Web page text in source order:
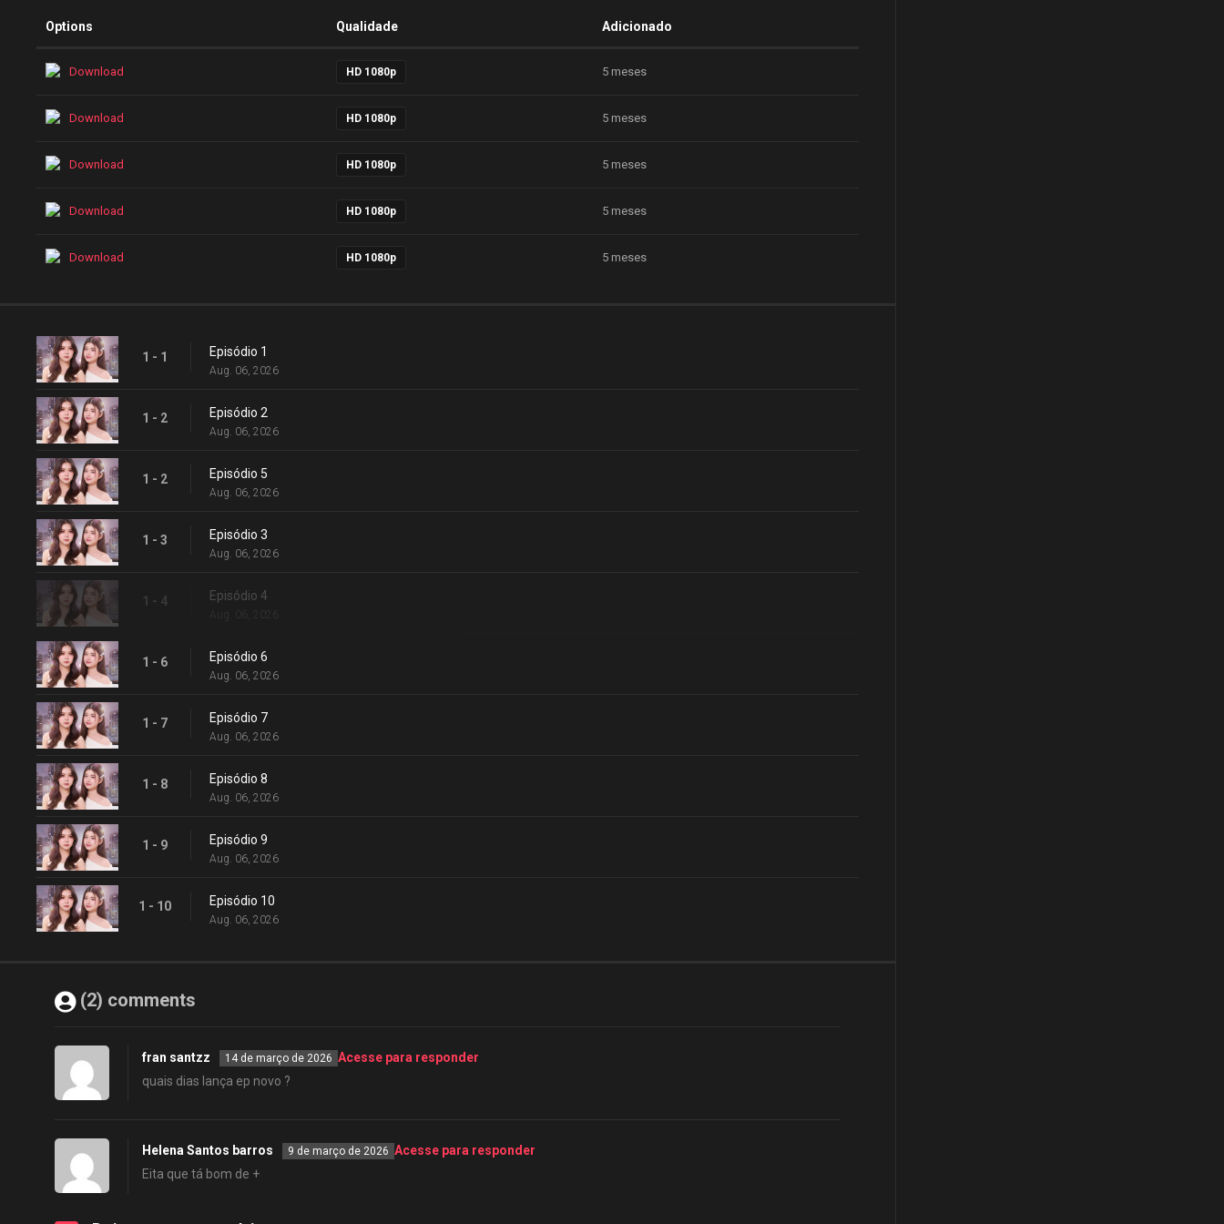
Options Qualidade Adicionado
Download HD 1080p 5 meses
Download HD 1080p 5 meses
Download HD 1080p 5 meses
Download HD 1080p 5 meses
Download HD 1080p 5 meses
1 - 1 Episódio 1
Aug. 06, 2026
1 - 2 Episódio 2
Aug. 06, 2026
1 - 2 Episódio 5
Aug. 06, 2026
1 - 3 Episódio 3
Aug. 06, 2026
1 - 4 Episódio 4
1 - 6 Episódio 6
Aug. 06, 2026
1 - 7 Episódio 7
Aug. 06, 2026
1 - 8 Episódio 8
Aug. 06, 2026
1 - 9 Episódio 9
Aug. 06, 2026
1 - 10 Episódio 10
Aug. 06, 2026
(2) comments
fran santzz 14 de março de 2026 Acesse para responder
quais dias lança ep novo ?
Helena Santos barros 9 de março de 2026 Acesse para responder
Eita que tá bom de +